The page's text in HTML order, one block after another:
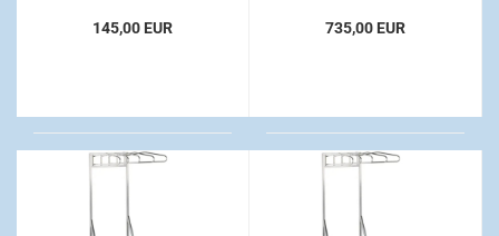
145,00 EUR 735,00 EUR